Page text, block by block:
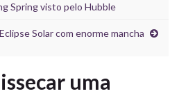
Spring visto pelo Hubble
Eclipse Solar com enorme mancha
uma